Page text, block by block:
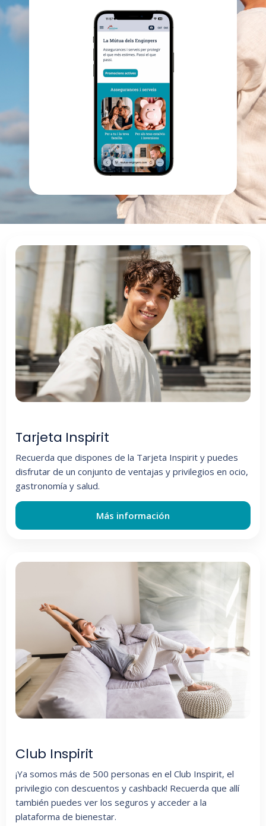
Tarjeta Inspirit
Recuerda que dispones de la Tarjeta Inspirit y puedes
disfrutar de un conjunto de ventajas y privilegios en ocio,
gastronomía y salud.
Más información
Club Inspirit
¡Ya somos más de 500 personas en el Club Inspirit, el
privilegio con descuentos y cashback! Recuerda que allí
también puedes ver los seguros y acceder a la
plataforma de bienestar.